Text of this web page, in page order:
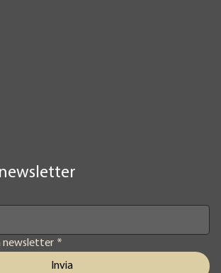
newsletter *
Invia